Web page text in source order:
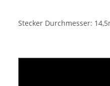
Stecker Durchmesser: